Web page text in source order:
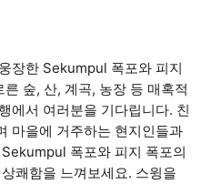
장한 Sekumpul 폭포와 피지
숲, 산, 계곡, 농장 등 매혹적
에서 여러분을 기다립니다. 친
마을에 거주하는 현지인들과
폭포와 피지 폭포의
쾌함을 느껴보세요. 스윙을